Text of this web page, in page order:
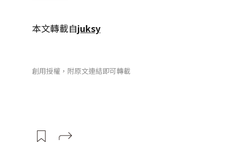
本文轉載自juksy
創用授權，附原文連結即可轉載